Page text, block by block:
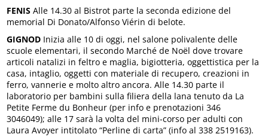
FENIS Alle 14.30 al Bistrot parte la seconda edizione del
memorial Di Donato/Alfonso Viérin di belote.
GIGNOD Inizia alle 10 di oggi, nel salone polivalente delle
scuole elementari, il secondo Marché de Noël dove trovare
articoli natalizi in feltro e maglia, bigiotteria, oggettistica per la
casa, intaglio, oggetti con materiale di recupero, creazioni in
ferro, vannerie e molto altro ancora. Alle 14.30 parte il
laboratorio per bambini sulla filiera della lana tenuto da La
Petite Ferme du Bonheur (per info e prenotazioni 346
3046049); alle 17 sarà la volta del mini-corso per adulti con
Laura Avoyer intitolato “Perline di carta” (info al 338 2519163).